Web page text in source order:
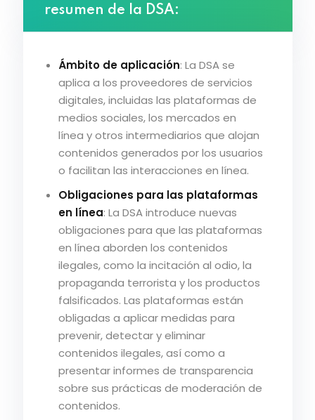
resumen de la DSA:
Ámbito de aplicación: La DSA se
aplica a los proveedores de servicios
digitales, incluidas las plataformas de
medios sociales, los mercados en
línea y otros intermediarios que alojan
contenidos generados por los usuarios
o facilitan las interacciones en línea.
Obligaciones para las plataformas
en línea: La DSA introduce nuevas
obligaciones para que las plataformas
en línea aborden los contenidos
ilegales, como la incitación al odio, la
propaganda terrorista y los productos
falsificados. Las plataformas están
obligadas a aplicar medidas para
prevenir, detectar y eliminar
contenidos ilegales, así como a
presentar informes de transparencia
sobre sus prácticas de moderación de
contenidos.